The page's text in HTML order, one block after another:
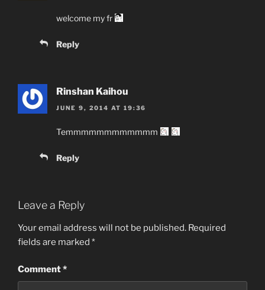
welcome my fr
Reply
Rinshan Kaihou
JUNE 9, 2014 AT 19:36
Temmmmmmmmmmmm
Reply
Leave a Reply
Your email address will not be published. Required
fields are marked *
Comment*